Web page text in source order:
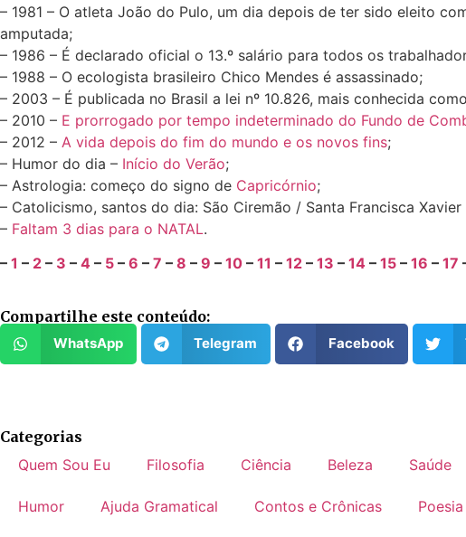
– 1981 – O atleta João do Pulo, um dia depois de ter sido eleito
amputada;
– 1986 – É declarado oficial o 13.º salário para todos os
– 1988 – O ecologista brasileiro Chico Mendes é assassinado;
– 2003 – É publicada no Brasil a lei nº 10.826, mais conhecida
– 2010 – E prorrogado por tempo indeterminado do Fundo de
– 2012 – A vida depois do fim do mundo e os novos fins;
– Humor do dia – Início do Verão;
– Astrologia: começo do signo de Capricórnio;
– Catolicismo, santos do dia: São Ciremão / Santa Francisca
– Faltam 3 dias para o NATAL.
– 1 – 2 – 3 – 4 – 5 – 6 – 7 – 8 – 9 – 10 – 11 – 12 – 13 – 14 – 15 – 16 – 17
Compartilhe este conteúdo:
WhatsApp Telegram Facebook
Categorias
Quem Sou Eu
Filosofia Ciência Beleza Saúde
Humor Ajuda Gramatical Contos e Crônicas Poesia